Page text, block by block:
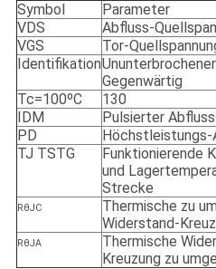
Symbol Parameter
VDS
Abfluss-
VGS
Tor-
Identifikation
Gegenwärtig
Tc=100ºC
130
IDM
Pulsierter
PD
Höchstleistungs-
TJ TSTG
Funktionierende
und
Strecke
RθJC
Thermische zu
Widerstand-
RθJA
Thermische
Kreuzung zu